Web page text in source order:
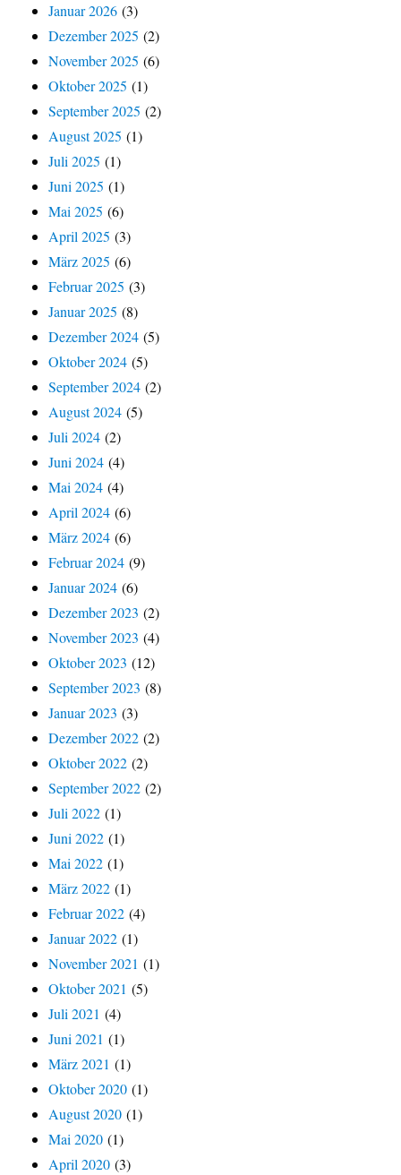
Januar 2026 (3)
Dezember 2025 (2)
November 2025 (6)
Oktober 2025 (1)
September 2025 (2)
August 2025 (1)
Juli 2025 (1)
Juni 2025 (1)
Mai 2025 (6)
April 2025 (3)
März 2025 (6)
Februar 2025 (3)
Januar 2025 (8)
Dezember 2024 (5)
Oktober 2024 (5)
September 2024 (2)
August 2024 (5)
Juli 2024 (2)
Juni 2024 (4)
Mai 2024 (4)
April 2024 (6)
März 2024 (6)
Februar 2024 (9)
Januar 2024 (6)
Dezember 2023 (2)
November 2023 (4)
Oktober 2023 (12)
September 2023 (8)
Januar 2023 (3)
Dezember 2022 (2)
Oktober 2022 (2)
September 2022 (2)
Juli 2022 (1)
Juni 2022 (1)
Mai 2022 (1)
März 2022 (1)
Februar 2022 (4)
Januar 2022 (1)
November 2021 (1)
Oktober 2021 (5)
Juli 2021 (4)
Juni 2021 (1)
März 2021 (1)
Oktober 2020 (1)
August 2020 (1)
Mai 2020 (1)
April 2020 (3)